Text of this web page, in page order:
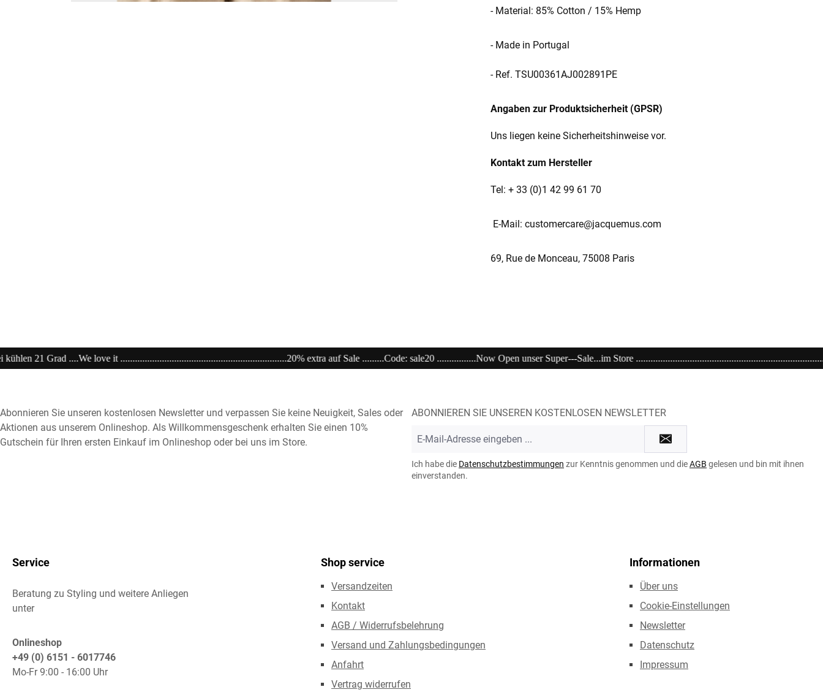
- Material: 85% Cotton / 15% Hemp
- Made in Portugal
- Ref. TSU00361AJ002891PE
Angaben zur Produktsicherheit (GPSR)
Uns liegen keine Sicherheitshinweise vor.
Kontakt zum Hersteller
Tel: + 33 (0)1 42 99 61 70
E-Mail: customercare@jacquemus.com
69, Rue de Monceau, 75008 Paris
extra auf Sale .........Code: sale20 ................Now Open unser Super---Sale...im Store
Abonnieren Sie unseren kostenlosen Newsletter und verpassen Sie keine Neuigkeit, Sales oder
Aktionen aus unserem Onlineshop. Als Willkommensgeschenk erhalten Sie einen 10%
Gutschein für Ihren ersten Einkauf im Onlineshop oder bei uns im Store.
ABONNIEREN SIE UNSEREN KOSTENLOSEN NEWSLETTER
Mail-
*
Ich habe die Datenschutzbestimmungen zur Kenntnis genommen und dieAGB gelesen und bin mit ihnen
einverstanden.
Service
Beratung zu Styling und weitere Anliegen
unter
Onlineshop
+49 (0) 6151 - 6017746
Mo-Fr 9:00 - 16:00 Uhr
Shop service
Versandzeiten
Kontakt
AGB / Widerrufsbelehrung
Versand und Zahlungsbedingungen
Anfahrt
Vertrag widerrufen
Informationen
Über uns
Cookie-Einstellungen
Newsletter
Datenschutz
Impressum